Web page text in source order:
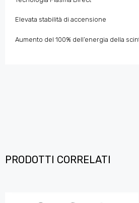
Elevata stabilità di accensione
Aumento del 100% dell’energia della
PRODOTTI CORRELATI